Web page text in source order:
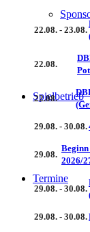
Spielbetrieb
Termine
22.08. - 23.08.
22.08.
22.08.
29.08. - 30.08.
29.08.
Beginn
2026/
29.08. - 30.08.
29.08. - 30.08.